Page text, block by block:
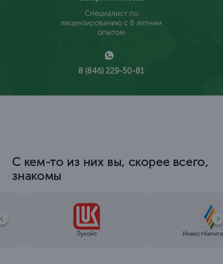
Специалист по
лицензированию с 6 летним
опытом
8 (846) 229-50-81
С кем-то из них вы, скорее всего,
знакомы
Лукойл